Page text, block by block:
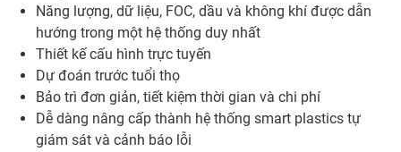
Năng lượng, dữ liệu, FOC, dầu và không khí được dẫn
hướng trong một hệ thống duy nhất
Thiết kế cấu hình trực tuyến
Dự đoán trước tuổi thọ
Bảo trì đơn giản, tiết kiệm thời gian và chi phí
Dễ dàng nâng cấp thành hệ thống smart plastics tự
giám sát và cảnh báo lỗi